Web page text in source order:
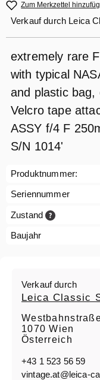
Zum Merkzettel
Verkauf durch Leica
extremely rare
with typical
and plastic bag,
Velcro tape
ASSY f/4 F
S/N 1014'
Produktnummer:
Seriennummer
Zustand
Baujahr
Verkauf durch
Leica Classic
1070 Wien
Österreich
+43 1 523 56 59
vintage.at@leica-